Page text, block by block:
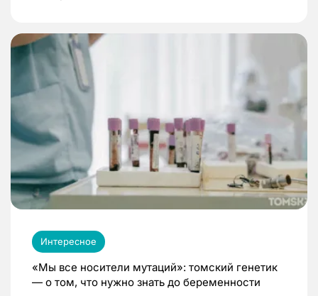
Интересное
«Мы все носители мутаций»: томский генетик
— о том, что нужно знать до беременности